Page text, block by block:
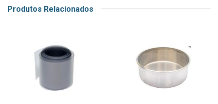
Produtos Relacionados